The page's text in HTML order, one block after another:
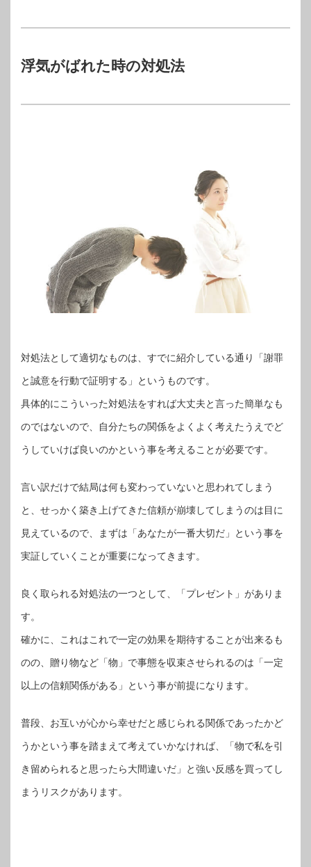
浮気がばれた時の対処法
対処法として適切なものは、すでに紹介している通り「謝罪
と誠意を行動で証明する」というものです。
具体的にこういった対処法をすれば大丈夫と言った簡単なも
のではないので、自分たちの関係をよくよく考えたうえでど
うしていけば良いのかという事を考えることが必要です。
言い訳だけで結局は何も変わっていないと思われてしまう
と、せっかく築き上げてきた信頼が崩壊してしまうのは目に
見えているので、まずは「あなたが一番大切だ」という事を
実証していくことが重要になってきます。
良く取られる対処法の一つとして、「プレゼント」がありま
す。
確かに、これはこれで一定の効果を期待することが出来るも
のの、贈り物など「物」で事態を収束させられるのは「一定
以上の信頼関係がある」という事が前提になります。
普段、お互いが心から幸せだと感じられる関係であったかど
うかという事を踏まえて考えていかなければ、「物で私を引
き留められると思ったら大間違いだ」と強い反感を買ってし
まうリスクがあります。